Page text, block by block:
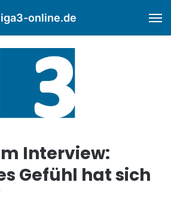
online.de
Interview:
Gefühl hat sich